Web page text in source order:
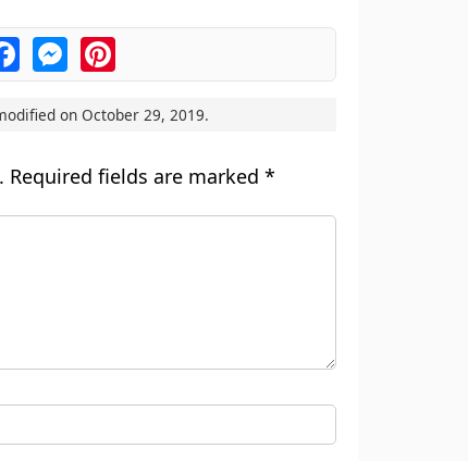
FacebookMessengerPinterest
on October 29, 2019.
Required fields are marked *